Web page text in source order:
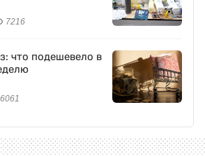
7216
что подешевело в
6061